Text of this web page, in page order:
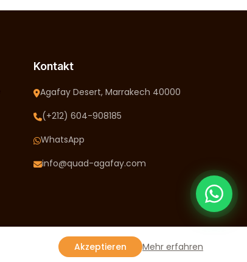
Kontakt
Agafay Desert, Marrakech 40000
(+212) 604-908185
WhatsApp
info@quad-agafay.com
Akzeptieren Mehr erfahren